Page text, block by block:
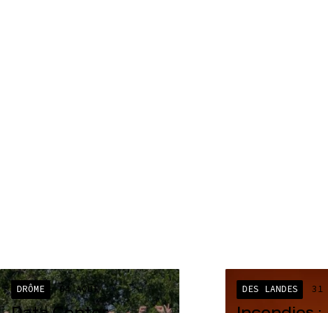
DRÔME 04 AOÛT DES LANDES 31